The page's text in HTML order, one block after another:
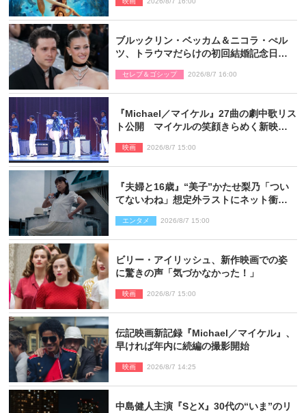
ブルックリン・ベッカム＆ニコラ・ぺル
ツ、トラウマだらけの初回結婚記念日は
セレブ＆ゴシップ 2026/8/7 16:00
『Michael／マイケル』27曲の劇中歌リス
ト公開 マイケルの笑顔きらめく新映像
映画 2026/8/7 15:00
『夫婦と16歳』“美子”かたせ梨乃「つい
てないわね」想定外ラストにネット衝撃
り）
エンタメ 2026/8/7 15:00
ビリー・アイリッシュ、新作映画での姿
に驚きの声「気づかなかった！」
映画 2026/8/7 15:00
伝記映画新記録『Michael／マイケル』、
早ければ年内に続編の撮影開始
映画 2026/8/7 14:25
中島健人主演『SとX』30代の“いま”のリ